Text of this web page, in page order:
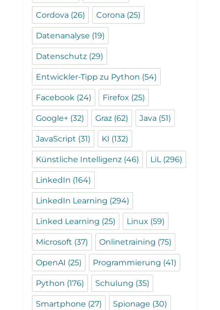
Cordova (26) Corona (25)
Datenanalyse (19)
Datenschutz (29)
Entwickler-Tipp zu Python (54)
Facebook (24) Firefox (25)
Google+ (32) Graz (62) Java (51)
JavaScript (31) KI (132)
Künstliche Intelligenz (46) LiL(296)
LinkedIn (164)
LinkedIn Learning (294)
Linked Learning (25) Linux (59)
Microsoft (37) Onlinetraining (75)
OpenAI (25) Programmierung (41)
Python (176) Schulung (35)
Smartphone (27) Spionage (30)